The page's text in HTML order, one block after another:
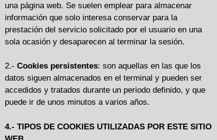
una página web. Se suelen emplear para almacenar
información que solo interesa conservar para la
prestación del servicio solicitado por el usuario en una
sola ocasión y desaparecen al terminar la sesión.
2.- Cookies persistentes: son aquellas en las que los
datos siguen almacenados en el terminal y pueden ser
accedidos y tratados durante un periodo definido, y que
puede ir de unos minutos a varios años.
4.- TIPOS DE COOKIES UTILIZADAS POR ESTE SITIO